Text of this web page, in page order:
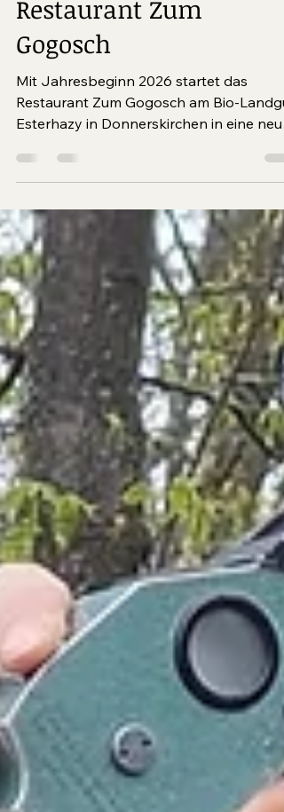
Peter Zinter übernimmt
die Küchenleitung im
Restaurant Zum
Gogosch
Mit Jahresbeginn 2026 startet das
Restaurant Zum Gogosch am Bio-
kulinarische Ära: Haubenkoch Peter Zinter
übernimmt die Küchenleitung und prägt
das Haus künftig mit seiner Handschrift,
die für kompromisslose Regionalität,
kreative österreichische Küche und eine
klare Haltung gegenüber nachhaltiger
Gastronomie steht.